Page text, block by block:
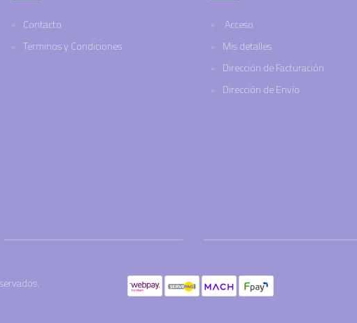
Contacto
Terminos y Condiciones
Acceso
Mis detalles
Dirección de Facturación
Dirección de Envío